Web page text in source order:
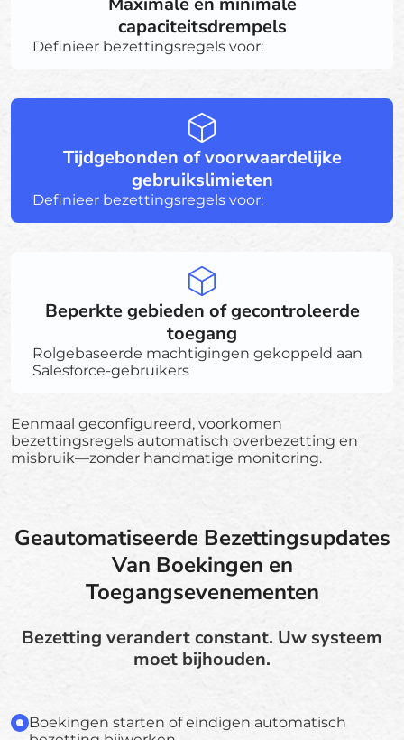
capaciteitsdrempels
Definieer bezettingsregels voor:
Tijdgebonden of voorwaardelijke
gebruikslimieten
Definieer bezettingsregels voor:
Beperkte gebieden of gecontroleerde
toegang
Rolgebaseerde machtigingen gekoppeld aan
Salesforce-gebruikers
Eenmaal geconfigureerd, voorkomen
bezettingsregels automatisch overbezetting en
misbruik—zonder handmatige monitoring.
Geautomatiseerde Bezettingsupdates
Van Boekingen en
Toegangsevenementen
Bezetting verandert constant. Uw systeem
moet bijhouden.
Boekingen starten of eindigen automatisch